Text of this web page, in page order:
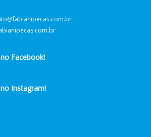
Facebook!
Instagram!